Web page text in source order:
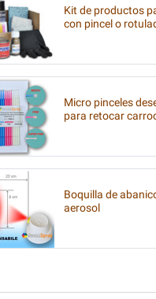
Kit de productos
con pincel o
Micro pinceles
para retocar
Boquilla de
aerosol